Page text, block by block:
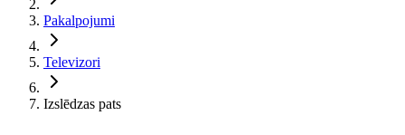
Pakalpojumi
Televizori
Izslēdzas pats